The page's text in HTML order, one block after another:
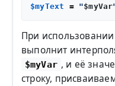
$myText = "$myVar
При
выполнит
$myVar , и её
строку,